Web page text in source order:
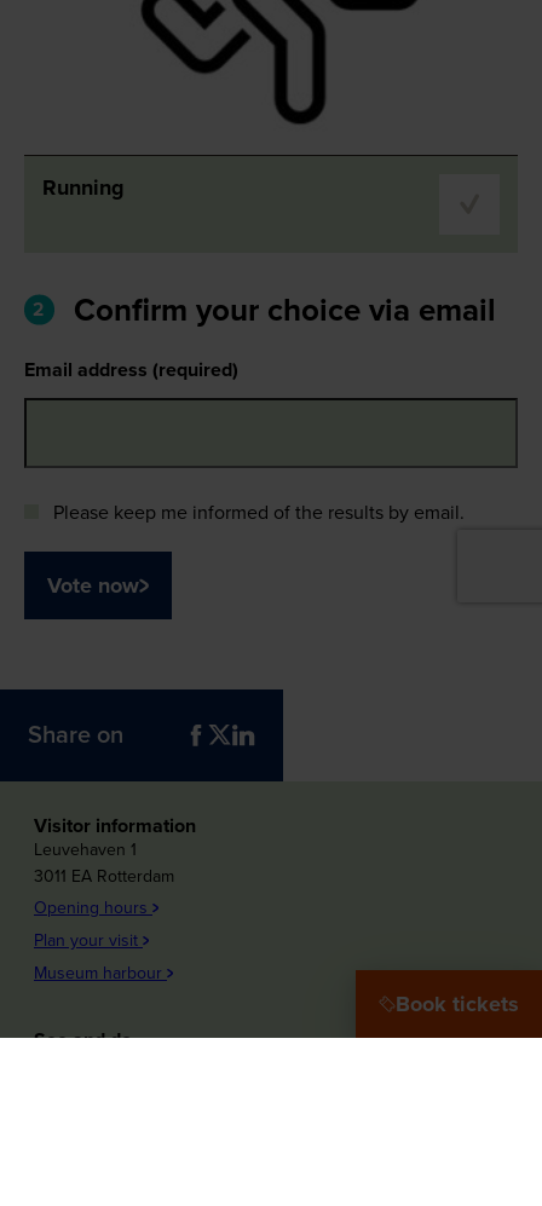
Running
2 Confirm your choice via email
Email address (required)
Please keep me informed of the results by email.
Vote now
Share on
Visitor information
Leuvehaven 1
3011 EA Rotterdam
Opening hours
Plan your visit
Museum harbour
See and do
Book tickets